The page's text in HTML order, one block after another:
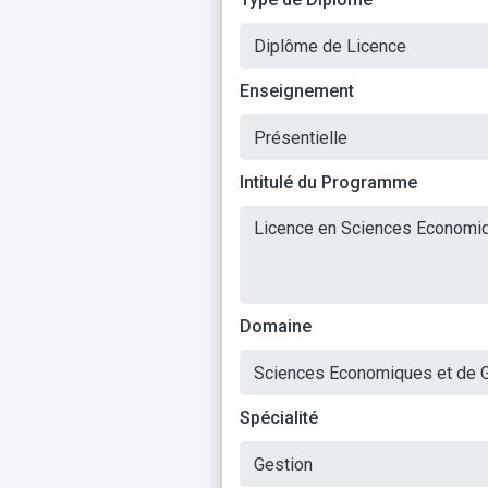
Enseignement
Intitulé du Programme
Domaine
Spécialité